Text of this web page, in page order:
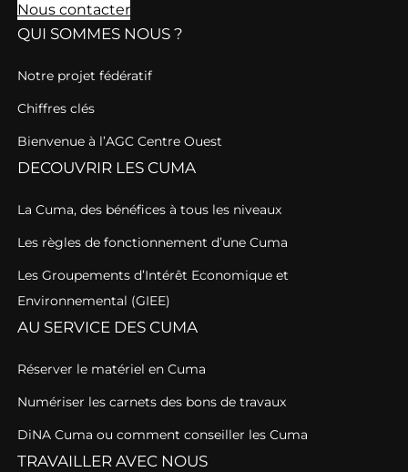
Nous contacter
QUI SOMMES NOUS ?
Notre projet fédératif
Chiffres clés
Bienvenue à l’AGC Centre Ouest
DECOUVRIR LES CUMA
La Cuma, des bénéfices à tous les niveaux
Les règles de fonctionnement d’une Cuma
Les Groupements d’Intérêt Economique et
Environnemental (GIEE)
AU SERVICE DES CUMA
Réserver le matériel en Cuma
Numériser les carnets des bons de travaux
DiNA Cuma ou comment conseiller les Cuma
TRAVAILLER AVEC NOUS